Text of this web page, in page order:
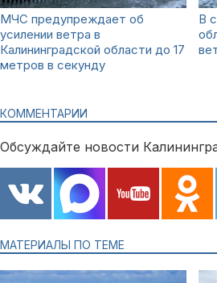
МЧС предупреждает об
усилении ветра в
Калининградской области до 17
метров в секунду
В
КОММЕНТАРИИ
Обсуждайте новости
МАТЕРИАЛЫ ПО ТЕМЕ